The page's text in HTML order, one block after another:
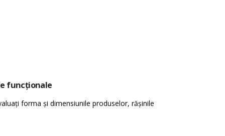
funcționale
forma și dimensiunile produselor, rășinile